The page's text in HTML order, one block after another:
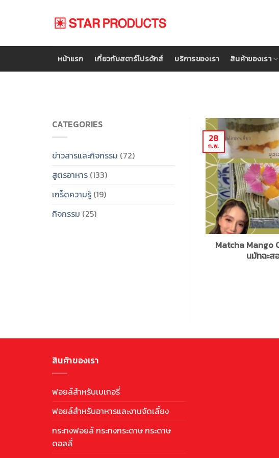
หน้าแรก เกี่ยวกับสตาร์โปรดักส์ บริการของเรา สินค้าของเรา
CATEGORIES
ข่าวสารและกิจกรรม (72)
สูตรอาหาร (133)
เกร็ดความรู้ (19)
กิจกรรม (25)
Matcha Mango
นมัทฉะส
28
ก.พ.
สินค้าของเรา
ฟอยล์สำหรับเบเกอรี่
ฟอยล์สำหรับอาหารและงานจัดเลี้ยง
กระทงฟอยล์ กระทงกระดาษ กระดาษ
ดอลลี่